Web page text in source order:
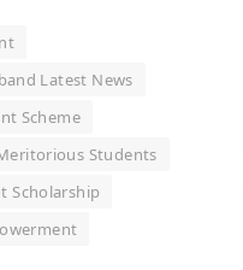
Latest News
Scheme
Students
Scholarship